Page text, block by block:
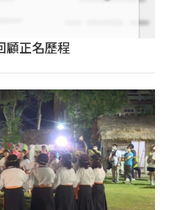
顧正名歷程